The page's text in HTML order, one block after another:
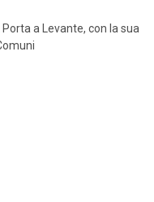
a Levante, con la sua